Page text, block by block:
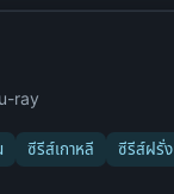
ray
ซีรีส์เกาหลี ซีรีส์ฝรั่ง